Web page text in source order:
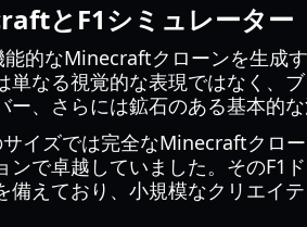
とF1シミュレーター
的なMinecraftクローンを生成
単なる視覚的な表現ではなく、
ー、さらには鉱石のある基本的
イズでは完全なMinecraftクロ
ンで卓越していました。そのF1
備えており、小規模なクリエイ